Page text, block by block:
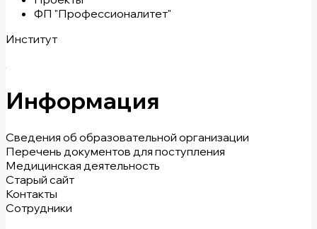
ФП "Профессионалитет"
Институт
Информация
Сведения об образовательной организации
Перечень документов для поступления
Медицинская деятельность
Старый сайт
Контакты
Сотрудники